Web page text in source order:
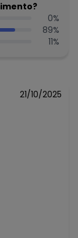
0%
89%
11%
21/10/2025